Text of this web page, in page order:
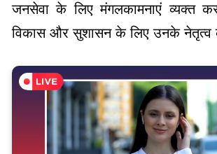
जनसेवा के लिए मंगलकामनाएं व्यक्त
विकास और सुशासन के लिए उनके नेतृत्व